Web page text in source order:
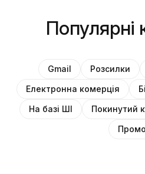
Популярні
Gmail Розсилки
Електронна комерція
На базі ШІ
Покинутий
Промо